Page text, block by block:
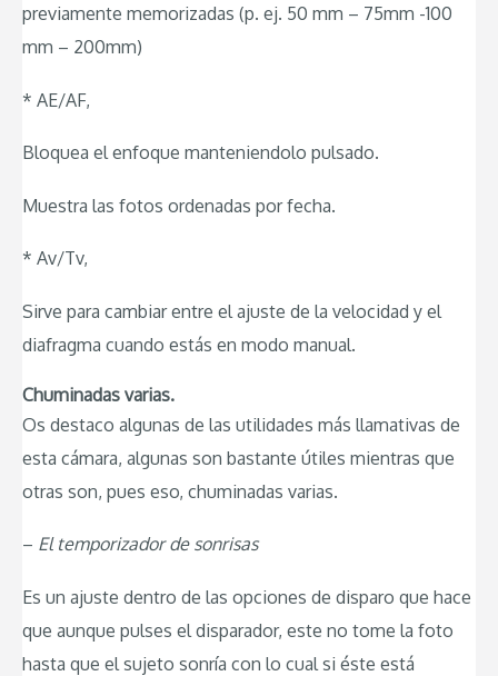
previamente memorizadas (p. ej. 50 mm – 75mm -100
mm – 200mm)
* AE/AF,
Bloquea el enfoque manteniendolo pulsado.
Muestra las fotos ordenadas por fecha.
* Av/Tv,
Sirve para cambiar entre el ajuste de la velocidad y el
diafragma cuando estás en modo manual.
Chuminadas varias.
Os destaco algunas de las utilidades más llamativas de
esta cámara, algunas son bastante útiles mientras que
otras son, pues eso, chuminadas varias.
– El temporizador de sonrisas
Es un ajuste dentro de las opciones de disparo que hace
que aunque pulses el disparador, este no tome la foto
hasta que el sujeto sonría con lo cual si éste está